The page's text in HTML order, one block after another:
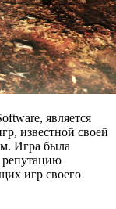
является
известной своей
Игра была
репутацию
игр своего